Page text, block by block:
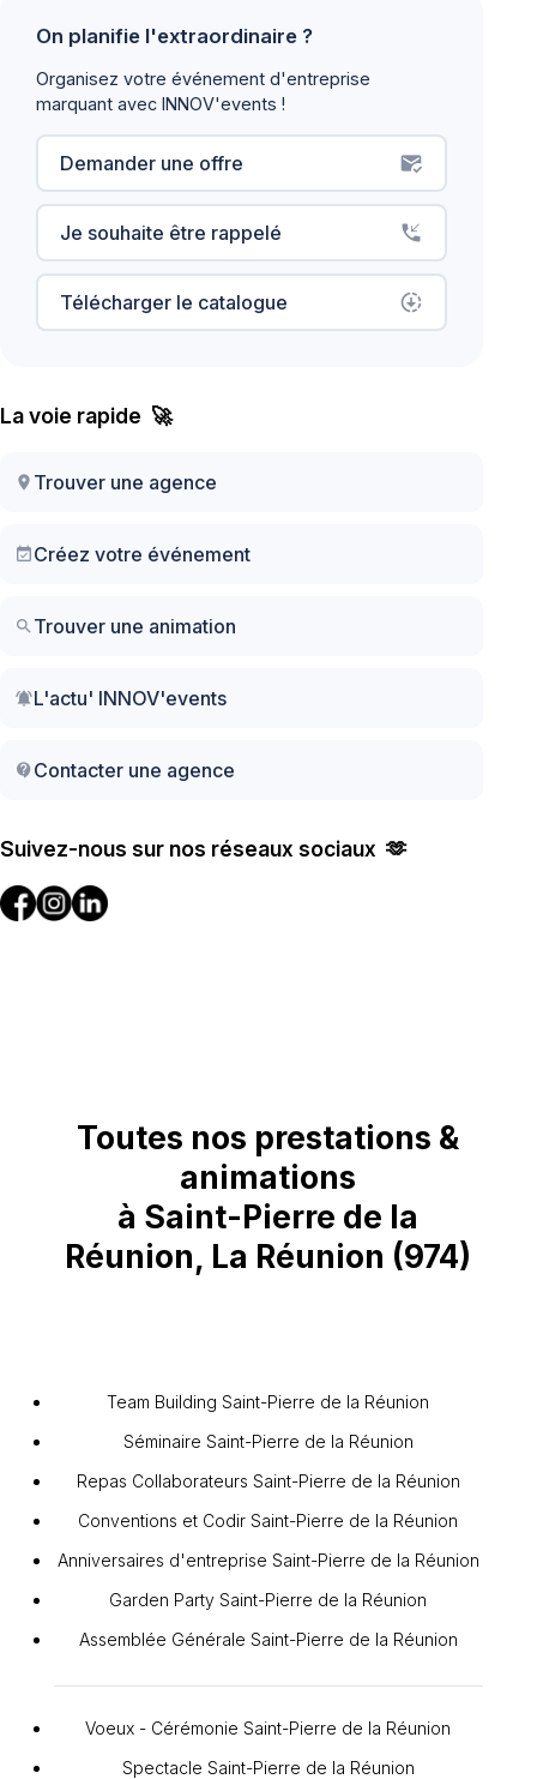
On planifie l'extraordinaire ?
Organisez votre événement d'entreprise
marquant avec INNOV'events !
Demander une offre mark_email_read
Je souhaite être rappelé phone_callback
Télécharger le catalogue downloading
La voie rapide 🚀
location_on Trouver une agence
event_availableCréez votre événement
search Trouver une animation
notifications_activeL'actu' INNOV'events
contact_supportContacter une agence
Suivez-nous sur nos réseaux sociaux 🫶
Toutes nos prestations &
animations
à Saint-Pierre de la
Réunion, La Réunion (974)
Team Building Saint-Pierre de la Réunion
Séminaire Saint-Pierre de la Réunion
Repas Collaborateurs Saint-Pierre de la Réunion
Conventions et Codir Saint-Pierre de la Réunion
Anniversaires d'entreprise Saint-Pierre de la Réunion
Garden Party Saint-Pierre de la Réunion
Assemblée Générale Saint-Pierre de la Réunion
Voeux - Cérémonie Saint-Pierre de la Réunion
Spectacle Saint-Pierre de la Réunion